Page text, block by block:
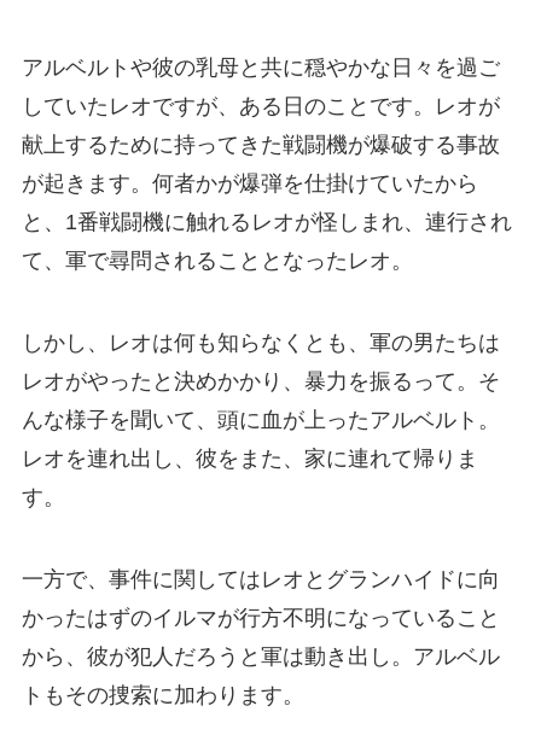
アルベルトや彼の乳母と共に穏やかな日々を過ご
していたレオですが、ある日のことです。レオが
献上するために持ってきた戦闘機が爆破する事故
が起きます。何者かが爆弾を仕掛けていたから
と、1番戦闘機に触れるレオが怪しまれ、連行され
て、軍で尋問されることとなったレオ。
しかし、レオは何も知らなくとも、軍の男たちは
レオがやったと決めかかり、暴力を振るって。そ
んな様子を聞いて、頭に血が上ったアルベルト。
レオを連れ出し、彼をまた、家に連れて帰りま
す。
一方で、事件に関してはレオとグランハイドに向
かったはずのイルマが行方不明になっていること
から、彼が犯人だろうと軍は動き出し。アルベル
トもその捜索に加わります。